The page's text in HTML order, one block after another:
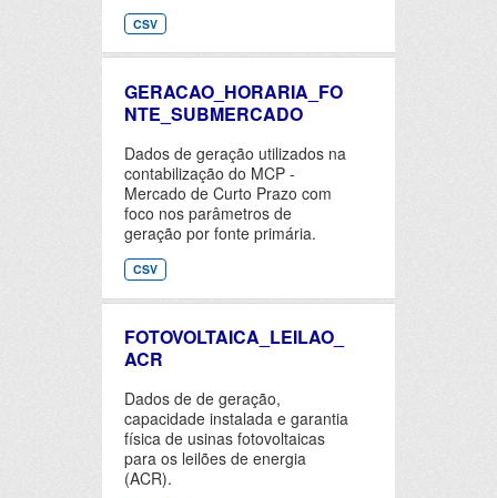
CSV
GERACAO_HORARIA_FO
NTE_SUBMERCADO
Dados de geração utilizados na
contabilização do MCP -
Mercado de Curto Prazo com
foco nos parâmetros de
geração por fonte primária.
CSV
FOTOVOLTAICA_LEILAO_
ACR
Dados de de geração,
capacidade instalada e garantia
física de usinas fotovoltaicas
para os leilões de energia
(ACR).